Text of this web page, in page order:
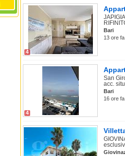
4
Bari
13 ore
4
San
acc.
Bari
16 ore